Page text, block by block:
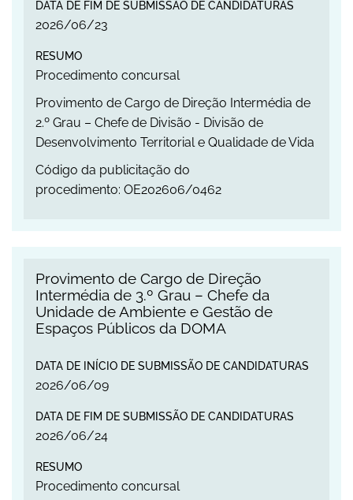
DATA DE FIM DE SUBMISSÃO DE CANDIDATURAS
2026/06/23
RESUMO
Procedimento concursal
Provimento de Cargo de Direção Intermédia de
2.º Grau – Chefe de Divisão - Divisão de
Desenvolvimento Territorial e Qualidade de Vida
Código da publicitação do
procedimento: OE202606/0462
Provimento de Cargo de Direção
Intermédia de 3.º Grau – Chefe da
Unidade de Ambiente e Gestão de
Espaços Públicos da DOMA
DATA DE INÍCIO DE SUBMISSÃO DE CANDIDATURAS
2026/06/09
DATA DE FIM DE SUBMISSÃO DE CANDIDATURAS
2026/06/24
RESUMO
Procedimento concursal